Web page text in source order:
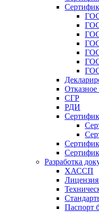
СГР
РДИ
Разработка
ХАССП
Паспорт